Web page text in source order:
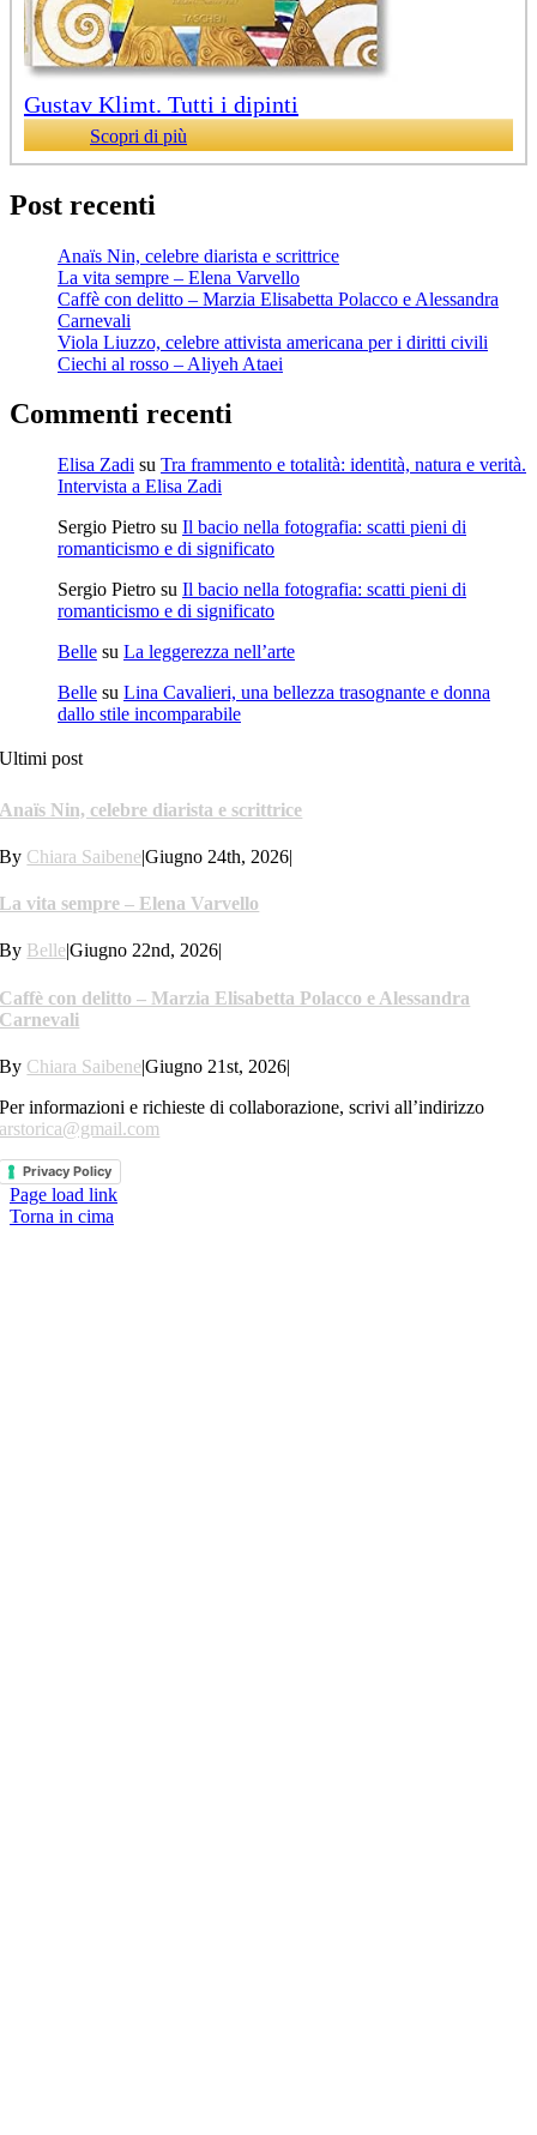
Gustav Klimt. Tutti i dipinti
Scopri di più
Post recenti
Anaïs Nin, celebre diarista e scrittrice
La vita sempre – Elena Varvello
Caffè con delitto – Marzia Elisabetta Polacco e Alessandra
Carnevali
Viola Liuzzo, celebre attivista americana per i diritti civili
Ciechi al rosso – Aliyeh Ataei
Commenti recenti
Elisa Zadi su Tra frammento e totalità: identità, natura e verità.
Intervista a Elisa Zadi
Sergio Pietro su Il bacio nella fotografia: scatti pieni di
romanticismo e di significato
Sergio Pietro su Il bacio nella fotografia: scatti pieni di
romanticismo e di significato
Belle su La leggerezza nell’arte
Belle su Lina Cavalieri, una bellezza trasognante e donna
dallo stile incomparabile
Ultimi post
Anaïs Nin, celebre diarista e scrittrice
By Chiara Saibene|Giugno 24th, 2026|
La vita sempre – Elena Varvello
By Belle|Giugno 22nd, 2026|
Caffè con delitto – Marzia Elisabetta Polacco e Alessandra
Carnevali
By Chiara Saibene|Giugno 21st, 2026|
Per informazioni e richieste di collaborazione, scrivi all’indirizzo
arstorica@gmail.com
Privacy Policy
Page load link
Torna in cima